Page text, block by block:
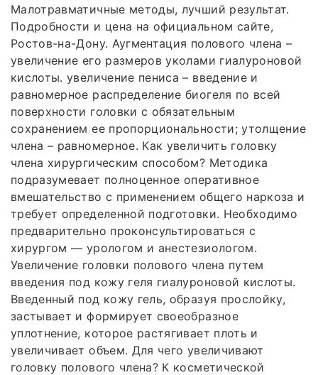
Малотравматичные методы, лучший результат.
Подробности и цена на официальном сайте,
Ростов-на-Дону. Аугментация полового члена –
увеличение его размеров уколами гиалуроновой
кислоты. увеличение пениса – введение и
равномерное распределение биогеля по всей
поверхности головки с обязательным
сохранением ее пропорциональности; утолщение
члена – равномерное. Как увеличить головку
члена хирургическим способом? Методика
подразумевает полноценное оперативное
вмешательство с применением общего наркоза и
требует определенной подготовки. Необходимо
предварительно проконсультироваться с
хирургом — урологом и анестезиологом.
Увеличение головки полового члена путем
введения под кожу геля гиалуроновой кислоты.
Введенный под кожу гель, образуя прослойку,
застывает и формирует своеобразное
уплотнение, которое растягивает плоть и
увеличивает объем. Для чего увеличивают
головку полового члена? К косметической